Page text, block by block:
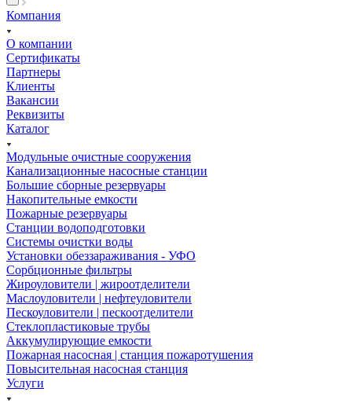
Компания
О компании
Сертификаты
Партнеры
Клиенты
Вакансии
Реквизиты
Каталог
Модульные очистные сооружения
Канализационные насосные станции
Большие сборные резервуары
Накопительные емкости
Пожарные резервуары
Станции водоподготовки
Системы очистки воды
Установки обеззараживания - УФО
Сорбционные фильтры
Жироуловители | жироотделители
Маслоуловители | нефтеуловители
Пескоуловители | пескоотделители
Стеклопластиковые трубы
Аккумулирующие емкости
Пожарная насосная | станция пожаротушения
Повысительная насосная станция
Услуги